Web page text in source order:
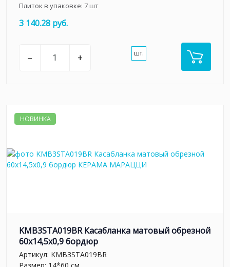
Плиток в упаковке: 7шт
3 140.28 руб.
– + шт.
НОВИНКА
KMB3STA019BR Касабланка матовый обрезной
60x14,5x0,9 бордюр
Артикул: KMB3STA019BR